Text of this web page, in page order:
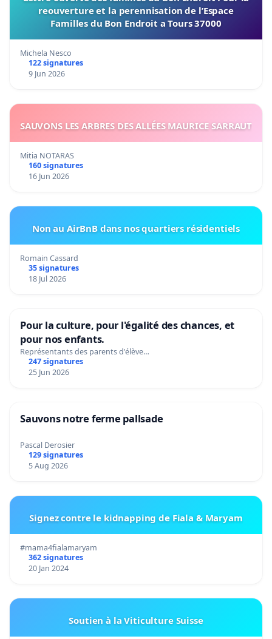
reouverture et la perennisation de l’Espace
Familles du Bon Endroit a Tours 37000
Michela Nesco
122 signatures
9 Jun 2026
SAUVONS LES ARBRES DES ALLÉES MAURICE SARRAUT
Mitia NOTARAS
160 signatures
16 Jun 2026
Non au AirBnB dans nos quartiers résidentiels
Romain Cassard
35 signatures
18 Jul 2026
Pour la culture, pour l'égalité des chances, et
pour nos enfants.
Représentants des parents d'élève…
247 signatures
25 Jun 2026
Sauvons notre ferme pallsade
Pascal Derosier
129 signatures
5 Aug 2026
Signez contre le kidnapping de Fiala & Maryam
#mama4fialamaryam
362 signatures
20 Jan 2024
Soutien à la Viticulture Suisse